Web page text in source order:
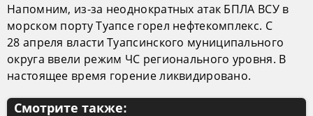
Напомним, из-за неоднократных атак БПЛА ВСУ в
морском порту Туапсе горел нефтекомплекс. С
28 апреля власти Туапсинского муниципального
округа ввели режим ЧС регионального уровня. В
настоящее время горение ликвидировано.
Смотрите также: